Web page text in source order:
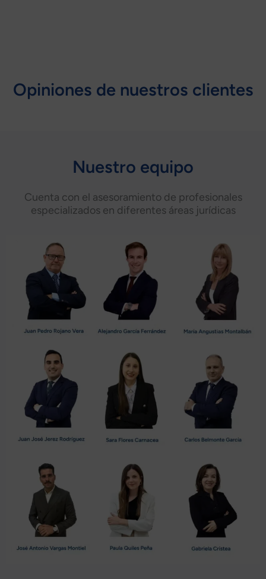
Opiniones de nuestros clientes
Nuestro equipo
Cuenta con el asesoramiento de profesionales
especializados en diferentes áreas jurídicas